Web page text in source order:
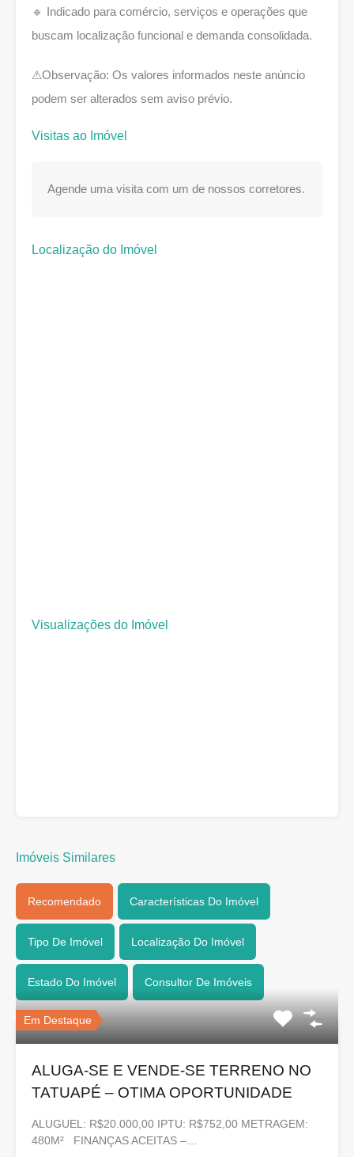
🔹 Indicado para comércio, serviços e operações que
buscam localização funcional e demanda consolidada.
⚠Observação: Os valores informados neste anúncio
podem ser alterados sem aviso prévio.
Visitas ao Imóvel
Agende uma visita com um de nossos corretores.
Localização do Imóvel
Visualizações do Imóvel
Imóveis Similares
Recomendado Características Do Imóvel
Tipo De Imóvel Localização Do Imóvel
Estado Do Imóvel Consultor De Imóveis
Em Destaque
ALUGA-SE E VENDE-SE TERRENO NO
TATUAPÉ – OTIMA OPORTUNIDADE
ALUGUEL: R$20.000,00 IPTU: R$752,00 METRAGEM:
480M² FINANÇAS ACEITAS –…